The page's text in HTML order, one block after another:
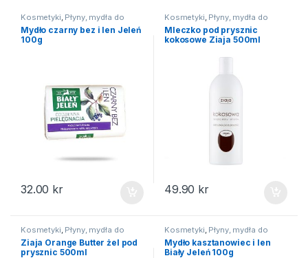
Kosmetyki, Płyny, mydła do
kąpieli
Mydło czarny bez i len Jeleń
100g
32.00 kr
Kosmetyki, Płyny, mydła do
kąpieli
Mleczko pod prysznic
kokosowe Ziaja 500ml
49.90 kr
Kosmetyki Płyny, mydła do
kąpieli
Ziaja Orange Butter żel pod
prysznic 500ml
Kosmetyki Płyny, mydła do
Mydło kasztanowiec i len
Biały Jeleń 100g